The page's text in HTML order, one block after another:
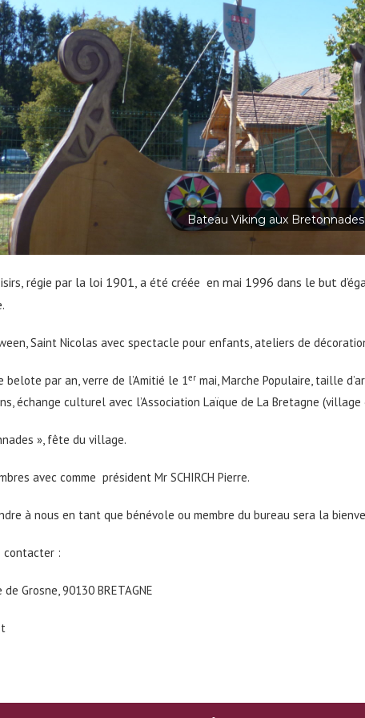
Atelier aux Bretonnades
régie par la loi 1901, a été créée en mai 1996 dans le
Saint Nicolas avec spectacle pour enfants, ateliers de
belote par an, verre de l’Amitié le 1er mai, Marche Populaire, taille
échange culturel avec l’Association Laïque de La Bretagne
», fête du village.
avec comme président Mr SCHIRCH Pierre.
à nous en tant que bénévole ou membre du bureau sera la
contacter :
Grosne, 90130 BRETAGNE